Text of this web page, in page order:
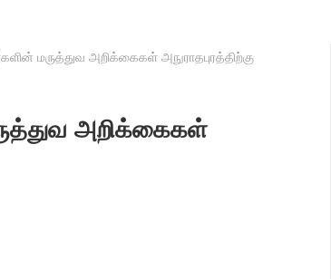
மருத்துவ அறிக்கைகள் அநுராதபுரத்திற்கு
அறிக்கைகள்